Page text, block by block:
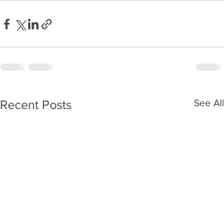
Recent Posts See All